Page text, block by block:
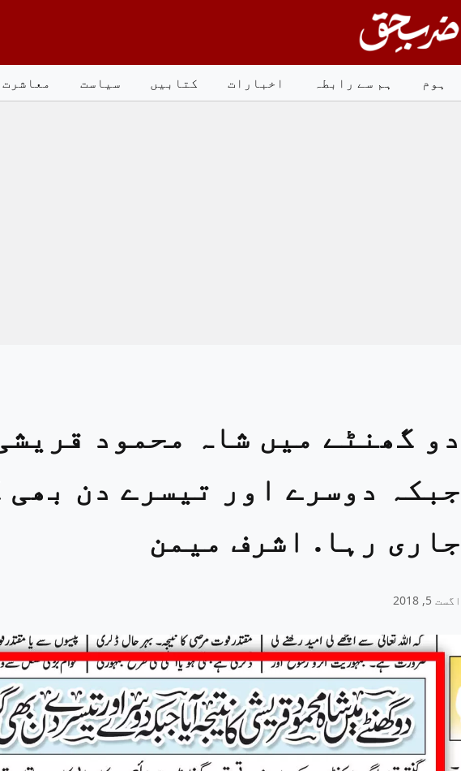
to
content
ہوم
ہم سے رابطہ اخبارات کتابیں سیاست معاشرت
دو گھنٹے میں شاہ محمود
جبکہ دوسرے اور تیسرے دن بھی
جاری رہا. اشرف میمن
اگست 5, 2018